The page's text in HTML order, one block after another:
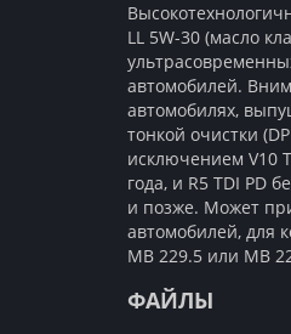
LL 5W-30 (масло
автомобилей.
автомобилях,
тонкой очистки
исключением V10
года, и R5 TDI PD
и позже. Может
автомобилей, для
MB 229.5 или MB
ФАЙЛЫ